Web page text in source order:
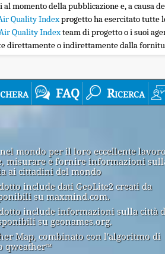
momento della pubblicazione e, a causa
Quality Indexprogetto ha esercitato tutte
Quality Indexteam di progetto o i suoi
direttamente o indirettamente dalla
FAQ Ricerca
mondo per il loro eccellente
misurare e fornire informazioni
ai cittadini del mondo
include dati GeoLite2 creati da
su maxmind.com.
include informazioni sulla città
su geonames.org.
Map, combinato con l'algoritmo di
qweather™